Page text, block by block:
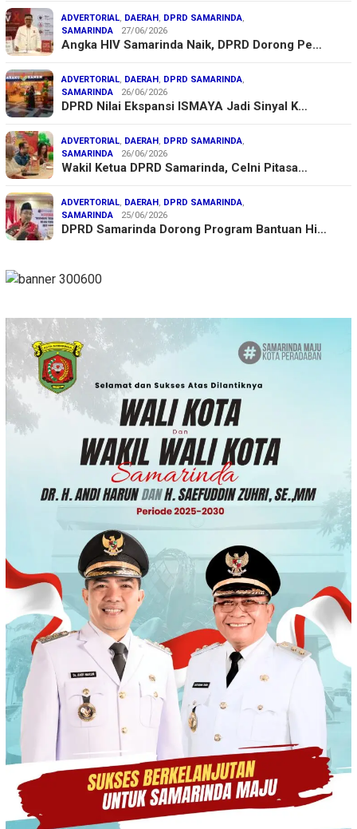
ADVERTORIAL, DAERAH, DPRD SAMARINDA,
SAMARINDA
27/06/2026
Angka HIV Samarinda Naik, DPRD Dorong Pe…
ADVERTORIAL, DAERAH, DPRD SAMARINDA,
SAMARINDA
26/06/2026
DPRD Nilai Ekspansi ISMAYA Jadi Sinyal K…
ADVERTORIAL, DAERAH, DPRD SAMARINDA,
SAMARINDA
26/06/2026
Wakil Ketua DPRD Samarinda, Celni Pitasa…
ADVERTORIAL, DAERAH, DPRD SAMARINDA,
SAMARINDA
25/06/2026
DPRD Samarinda Dorong Program Bantuan Hi…